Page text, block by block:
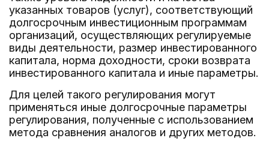
указанных товаров (услуг), соответствующий
долгосрочным инвестиционным программам
организаций, осуществляющих регулируемые
виды деятельности, размер инвестированного
капитала, норма доходности, сроки возврата
инвестированного капитала и иные параметры.
Для целей такого регулирования могут
применяться иные долгосрочные параметры
регулирования, полученные с использованием
метода сравнения аналогов и других методов.